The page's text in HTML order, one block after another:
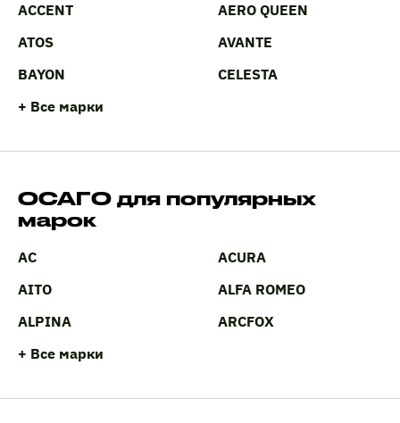
ACCENT
AERO QUEEN
ATOS
AVANTE
BAYON
CELESTA
+ Все марки
ОСАГО для популярных
марок
AC
ACURA
AITO
ALFA ROMEO
ALPINA
ARCFOX
+ Все марки